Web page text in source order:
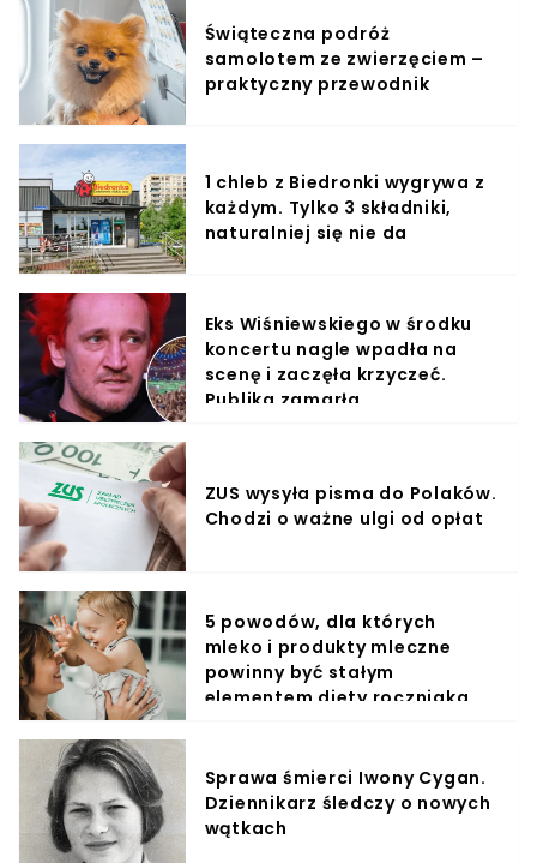
Świąteczna podróż
samolotem ze zwierzęciem –
praktyczny przewodnik
1 chleb z Biedronki wygrywa z
każdym. Tylko 3 składniki,
naturalniej się nie da
Eks Wiśniewskiego w środku
koncertu nagle wpadła na
scenę i zaczęła krzyczeć.
Publika zamarła
ZUS wysyła pisma do Polaków.
Chodzi o ważne ulgi od opłat
5 powodów, dla których
mleko i produkty mleczne
powinny być stałym
elementem diety roczniaka
Sprawa śmierci Iwony Cygan.
Dziennikarz śledczy o nowych
wątkach